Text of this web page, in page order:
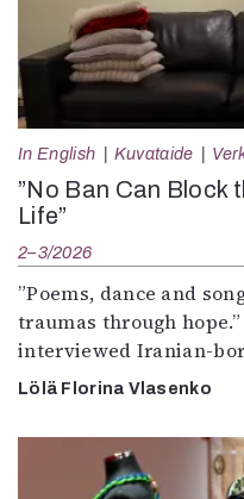
In English Kuvataide
”No Ban Can Block
Life”
2–3/2026
”Poems, dance and
traumas through
interviewed Iranian-
Lölä Florina Vlasenko